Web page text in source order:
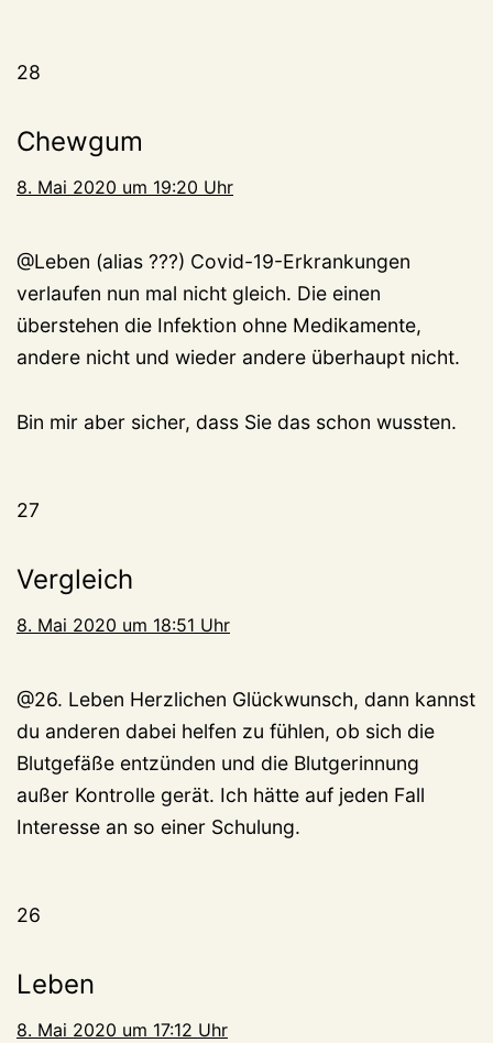
28
Chewgum
8. Mai 2020 um 19:20 Uhr
@Leben (alias ???) Covid-19-Erkrankungen
verlaufen nun mal nicht gleich. Die einen
überstehen die Infektion ohne Medikamente,
andere nicht und wieder andere überhaupt nicht.
Bin mir aber sicher, dass Sie das schon wussten.
27
Vergleich
8. Mai 2020 um 18:51 Uhr
@26. Leben Herzlichen Glückwunsch, dann kannst
du anderen dabei helfen zu fühlen, ob sich die
Blutgefäße entzünden und die Blutgerinnung
außer Kontrolle gerät. Ich hätte auf jeden Fall
Interesse an so einer Schulung.
26
Leben
8. Mai 2020 um 17:12 Uhr